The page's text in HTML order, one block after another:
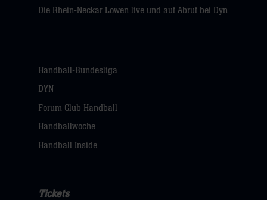
Die Rhein-Neckar Löwen live und auf Abruf bei Dyn
Handball-Bundesliga
DYN
Forum Club Handball
Handballwoche
Handball Inside
Tickets